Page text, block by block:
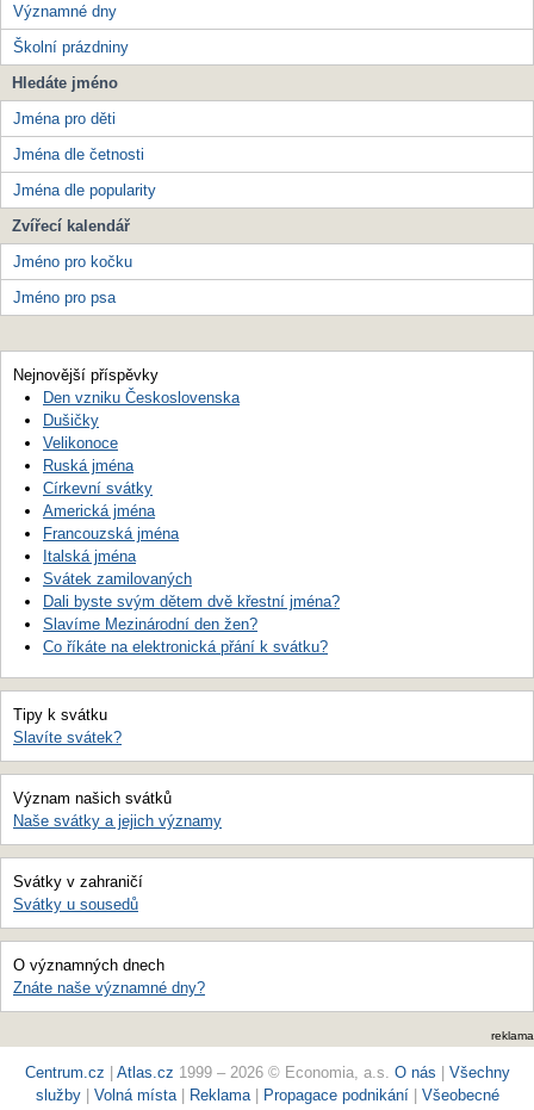
Významné dny
Školní prázdniny
Hledáte jméno
Jména pro děti
Jména dle četnosti
Jména dle popularity
Zvířecí kalendář
Jméno pro kočku
Jméno pro psa
Nejnovější příspěvky
Den vzniku Československa
Dušičky
Velikonoce
Ruská jména
Církevní svátky
Americká jména
Francouzská jména
Italská jména
Svátek zamilovaných
Dali byste svým dětem dvě křestní jména?
Slavíme Mezinárodní den žen?
Co říkáte na elektronická přání k svátku?
Tipy k svátku
Slavíte svátek?
Význam našich svátků
Naše svátky a jejich významy
Svátky v zahraničí
Svátky u sousedů
O významných dnech
Znáte naše významné dny?
reklama
Centrum.cz Atlas.cz 1999 – 2026 © Economia, a.s. O nás
Všechny
služby
Volná místa| Reklama Propagace podnikání| Všeobecné